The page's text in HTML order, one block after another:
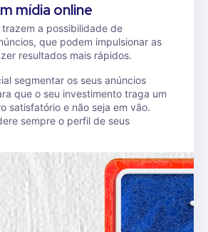
mídia online
trazem a possibilidade de
que podem impulsionar as
resultados mais rápidos.
segmentar os seus anúncios
que o seu investimento traga um
satisfatório e não seja em vão.
sempre o perfil de seus